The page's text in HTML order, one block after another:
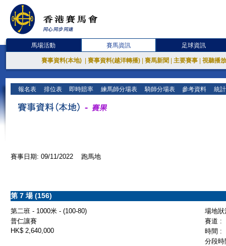
馬場活動 賽馬資訊 足球資訊
賽事資料(本地) 賽事資料(越洋轉播) 賽馬新聞 主要賽事 視聽播
報名表 排位表 即時賠率 練馬師分場表 騎師分場表 參考資料 統
賽事日期: 09/11/2022 跑馬地
第 7 場 (156)
第二班 - 1000米 - (100-80)
場地
普仁讓賽
賽道 :
HK$ 2,640,000
時間 :
分段